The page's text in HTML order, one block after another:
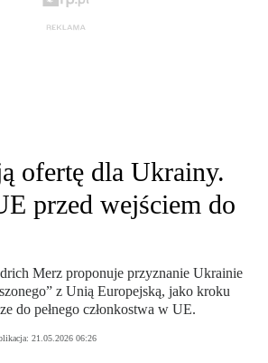
ofertę dla Ukrainy.
przed wejściem do
Merz proponuje przyznanie Ukrainie
z Unią Europejską, jako kroku
do pełnego członkostwa w UE.
21.05.2026 06:26